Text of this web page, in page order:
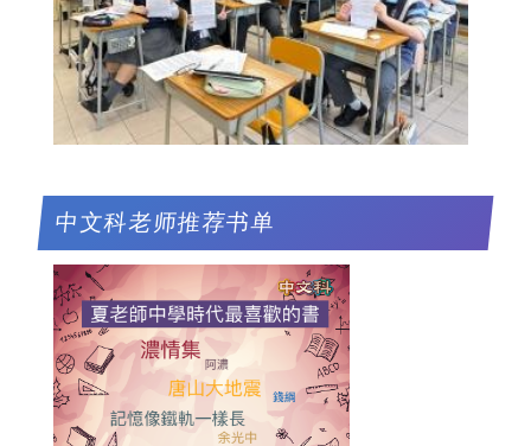
中文科老师推荐书单